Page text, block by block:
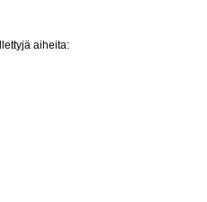
aiheita: